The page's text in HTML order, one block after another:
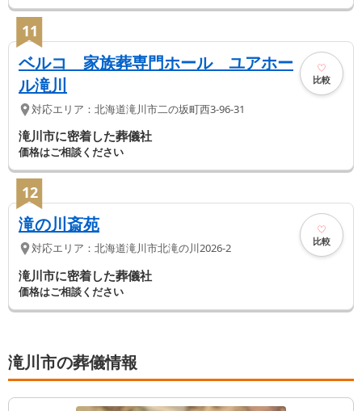
11
ベルコ 家族葬専門ホール ユアホー
ル滝川
対応エリア： 北海道滝川市二の坂町西3-96-31
比較
滝川市に密着した葬儀社
価格はご相談ください
12
滝の川斎苑
対応エリア： 北海道滝川市北滝の川2026-2 比較
滝川市に密着した葬儀社
価格はご相談ください
滝川市の葬儀情報